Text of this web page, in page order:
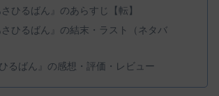
ひるばん』のあらすじ【転】
ひるばん』の結末・ラスト（ネタバ
るばん』の感想・評価・レビュー